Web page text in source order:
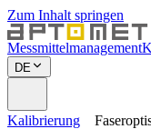
Zum Inhalt springen
Messmittelmanagement
DE
Kalibrierung